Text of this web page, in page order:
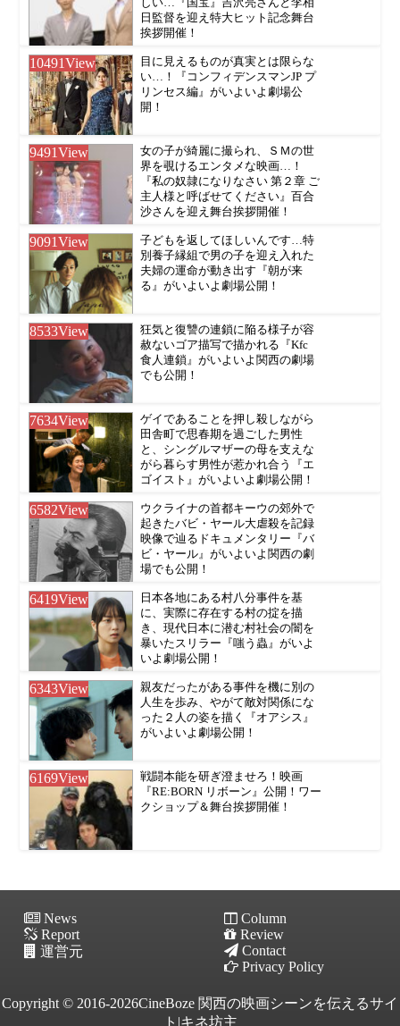
しい…『国宝』吉沢亮さんと李相
日監督を迎え特大ヒット記念舞台
挨拶開催！
10491View
目に見えるものが真実とは限らな
い…！『コンフィデンスマンJP プ
リンセス編』がいよいよ劇場公
開！
9491View
女の子が綺麗に撮られ、ＳＭの世
界を覗けるエンタメな映画…！
『私の奴隷になりなさい 第２章 ご
主人様と呼ばせてください』百合
沙さんを迎え舞台挨拶開催！
9091View
子どもを返してほしいんです…特
別養子縁組で男の子を迎え入れた
夫婦の運命が動き出す『朝が来
る』がいよいよ劇場公開！
8533View
狂気と復讐の連鎖に陥る様子が容
赦ないゴア描写で描かれる『Kfc
食人連鎖』がいよいよ関西の劇場
でも公開！
7634View
ゲイであることを押し殺しながら
田舎町で思春期を過ごした男性
と、シングルマザーの母を支えな
がら暮らす男性が惹かれ合う『エ
ゴイスト』がいよいよ劇場公開！
6582View
ウクライナの首都キーウの郊外で
起きたバビ・ヤール大虐殺を記録
映像で辿るドキュメンタリー『バ
ビ・ヤール』がいよいよ関西の劇
場でも公開！
6419View
日本各地にある村八分事件を基
に、実際に存在する村の掟を描
き、現代日本に潜む村社会の闇を
暴いたスリラー『嗤う蟲』がいよ
いよ劇場公開！
6343View
親友だったがある事件を機に別の
人生を歩み、やがて敵対関係にな
った２人の姿を描く『オアシス』
がいよいよ劇場公開！
6169View
戦闘本能を研ぎ澄ませろ！映画
『RE:BORN リボーン』公開！ワー
クショップ＆舞台挨拶開催！
News
Column
Report
Review
運営元
Contact
Privacy Policy
Copyright © 2016-2026CineBoze 関西の映画シーンを伝えるサイ
ト|キネ坊主